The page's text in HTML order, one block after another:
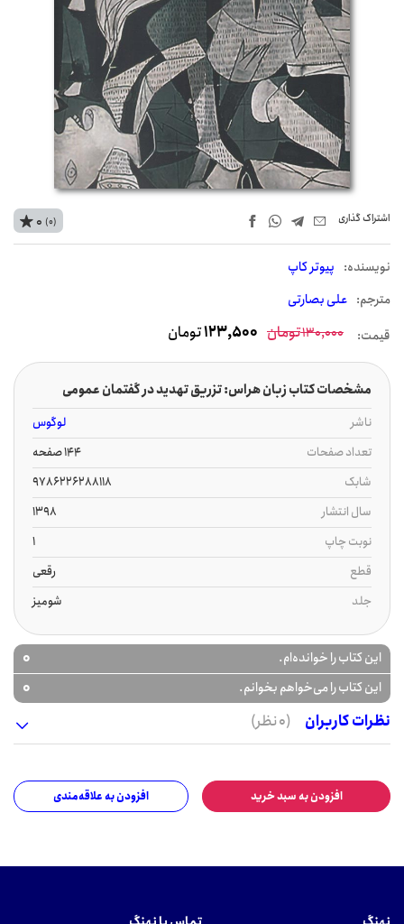
اشتراک‌ گذاری
نويسنده: پیوتر کاپ
مترجم: علی بصارتی
0 (0)
قیمت: 130,000تومان 123,500تومان
مشخصات کتاب زبان هراس: تزریق تهدید در گفتمان عمومی
ناشر
لوگوس
تعداد صفحات
144 صفحه
شابک
9786226288118
سال انتشار
1398
نوبت چاپ
1
قطع
رقعی
جلد
شومیز
این کتاب را خوانده‌ام. 0
این کتاب را می‌خواهم بخوانم.
0
نظرات کاربران
(0 نظر)
افزودن به سبد خرید افزودن به علاقه‌مندی